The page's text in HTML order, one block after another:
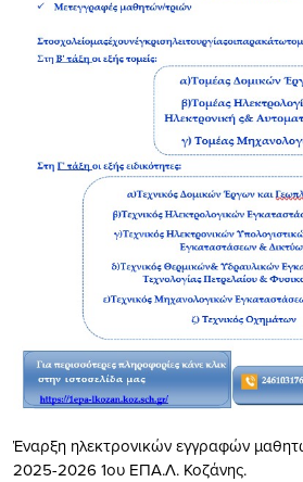
Έναρξη ηλεκτρονικών εγγραφών
2025-2026 1ου ΕΠΑ.Λ. Κοζάνης.